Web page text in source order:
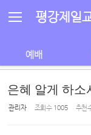
평강제일
예배
은혜 알게 하소
관리자 조회 수 1005 추천